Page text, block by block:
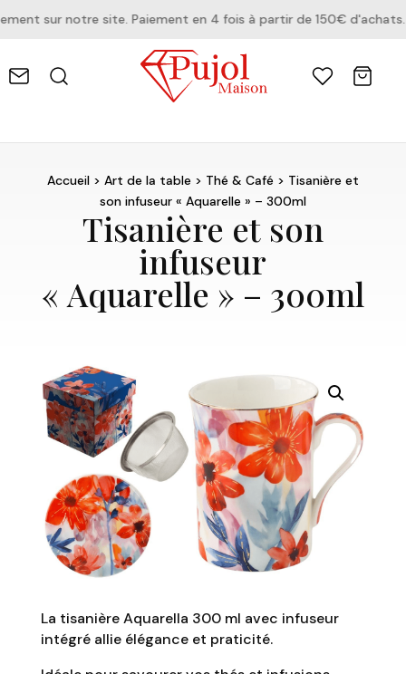
sur notre site. Paiement en 4 fois à partir de 150€ d'achats.
Accueil> Art de la table> Thé & Café> Tisanière et
son infuseur « Aquarelle » – 300ml
Tisanière et son
infuseur
« Aquarelle » – 300ml
La tisanière Aquarella 300 ml avec infuseur
intégré allie élégance et praticité.